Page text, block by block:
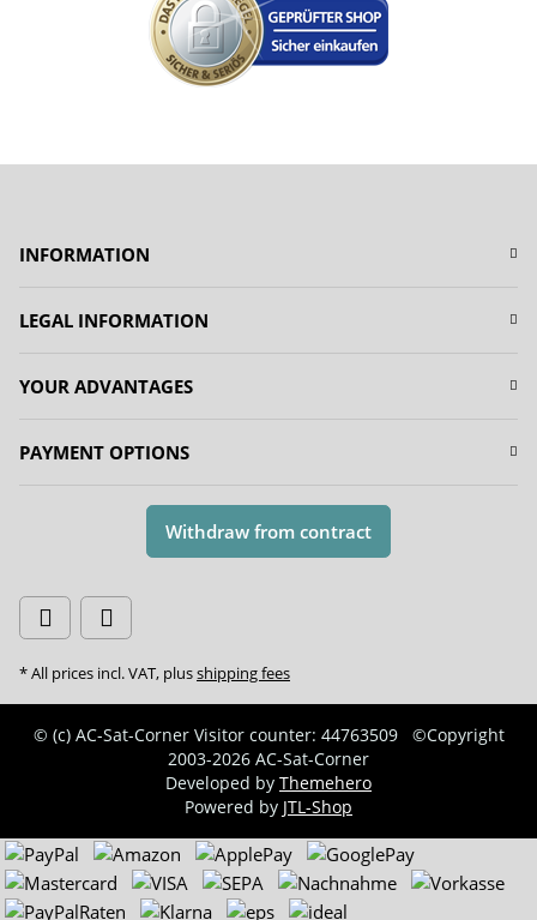
INFORMATION
LEGAL INFORMATION
YOUR ADVANTAGES
PAYMENT OPTIONS
Withdraw from contract
* All prices incl. VAT, plusshipping fees
© (c) AC-Sat-CornerVisitor counter: 44763509
©Copyright
2003-2026 AC-Sat-Corner
Developed by Themehero
Powered by JTL-Shop